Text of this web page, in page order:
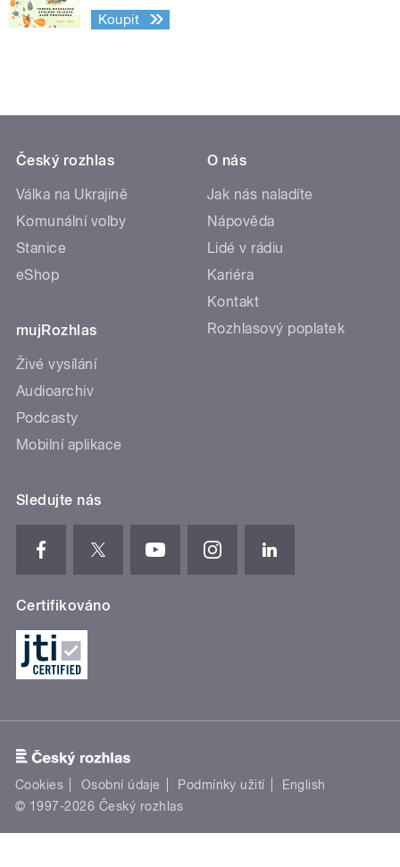
Koupit
Český rozhlas
Válka na Ukrajině
Komunální volby
Stanice
eShop
mujRozhlas
Živé vysílání
Audioarchiv
Podcasty
Mobilní aplikace
O nás
Jak nás naladíte
Nápověda
Lidé v rádiu
Kariéra
Kontakt
Rozhlasový poplatek
Sledujte nás
Certifikováno
Cookies Osobní údaje Podmínky užití
English
© 1997-2026 Český rozhlas